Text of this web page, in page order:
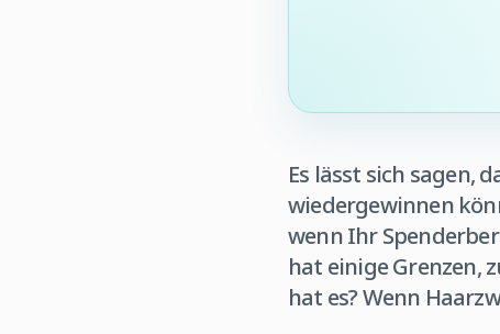
Es lässt sich sagen,
wiedergewinnen
wenn Ihr
hat einige Grenzen,
hat es? Wenn